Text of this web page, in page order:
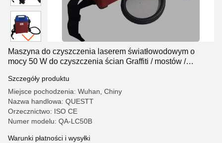
Maszyna do czyszczenia laserem światłowodowym o
mocy 50 W do czyszczenia ścian Graffiti / mostów /
Szczegóły produktu
Miejsce pochodzenia: Wuhan, Chiny
Nazwa handlowa: QUESTT
Orzecznictwo: ISO CE
Numer modelu: QA-LC50B
Warunki płatności i wysyłki